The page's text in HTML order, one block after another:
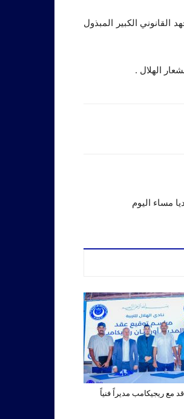
الكبير المبذول
الهلال .
مساء اليوم
مع ريجيكامب مديراً فنياً